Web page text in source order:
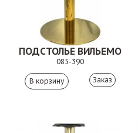
ПОДСТОЛЬЕ ВИЛЬЕМО
085-390
Заказ